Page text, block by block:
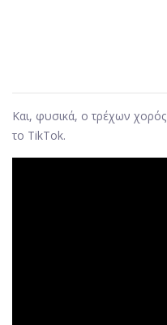
Και, φυσικά, ο τρέχων
το TikTok.